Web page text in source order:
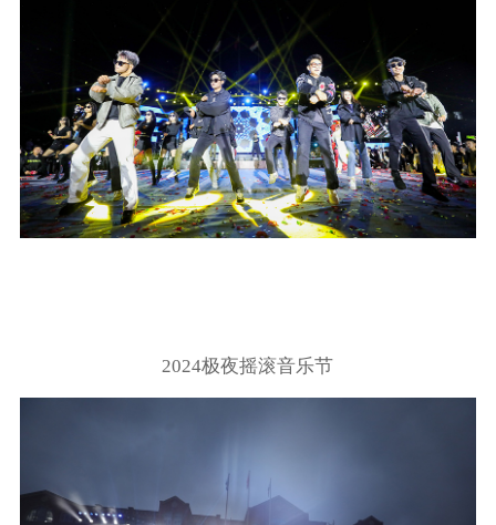
2024极夜摇滚音乐节